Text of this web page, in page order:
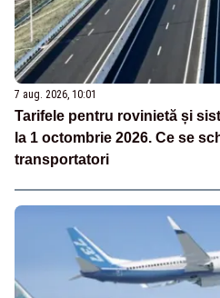
7 aug. 2026, 10:01
Tarifele pentru rovinietă și
la 1 octombrie 2026. Ce se
transportatori